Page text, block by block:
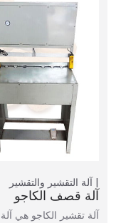
آلة التقشير والتقشير
آلة قصف الكاجو
آلة تقشير الكاجو هي